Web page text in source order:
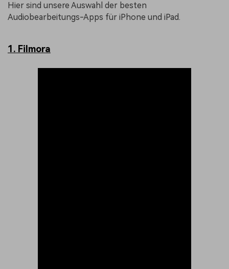
Hier sind unsere Auswahl der besten
Audiobearbeitungs-Apps für iPhone und iPad.
1. Filmora